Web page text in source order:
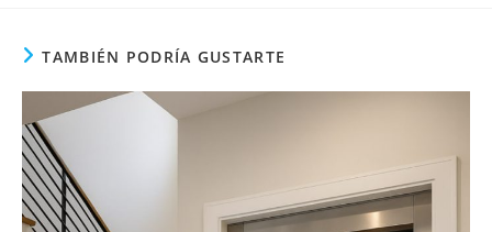
TAMBIÉN PODRÍA GUSTARTE